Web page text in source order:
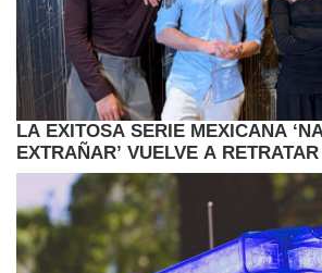
LA EXITOSA SERIE MEXICANA
EXTRAÑAR’ VUELVE A
JUVENIL